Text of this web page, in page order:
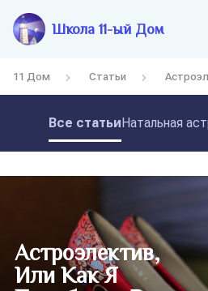
Школа 11-ый Дом
11 Дом Статьи
Все статьиНатальная
Астроэлектив,
Или Как Я